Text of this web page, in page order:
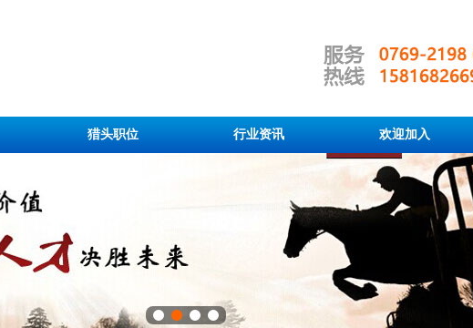
猎头职位 行业资讯 欢迎加入